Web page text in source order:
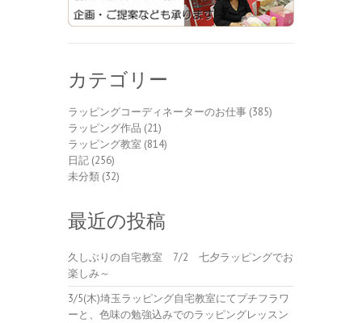
カテゴリー
ラッピングコーディネーターのお仕事 (385)
ラッピング作品 (21)
ラッピング教室 (814)
日記 (256)
未分類 (32)
最近の投稿
久しぶりの自宅教室 7/2 七夕ラッピングでお
楽しみ～
3/5(木)埼玉ラッピング自宅教室にてプチフラワ
ーと、色味の勉強込みでのラッピングレッスン